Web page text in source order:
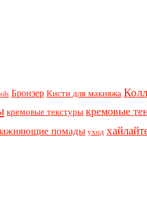
Бронзер Кисти для макияжа
кремовые текстуры кремовые
помады уход